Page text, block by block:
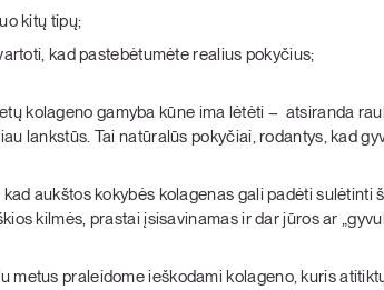
kitų tipų;
kad pastebėtumėte realius pokyčius;
kolageno gamyba kūne ima lėtėti – atsiranda
lankstūs. Tai natūralūs pokyčiai, rodantys, kad
aukštos kokybės kolagenas gali padėti sulėtinti
kilmės, prastai įsisavinamas ir dar jūros ar
metus praleidome ieškodami kolageno, kuris